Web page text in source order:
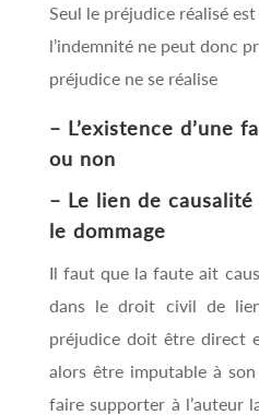
Seul le préjudice réalisé
l’indemnité ne peut donc
préjudice ne se réalise
– L’existence d’une
ou non
– Le lien de
le dommage
Il faut que la faute ait
dans le droit civil de
préjudice doit être direct
alors être imputable à
faire supporter à l’auteur